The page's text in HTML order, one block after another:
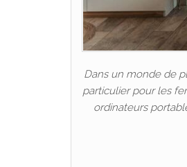
Dans un monde de
particulier pour les
ordinateurs